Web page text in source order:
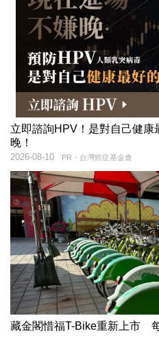
立即諮詢HPV！是對自己健康
晚！
PR・台灣癌症基金會
2026-08-10
藏金閣惜福T-Bike重新上市